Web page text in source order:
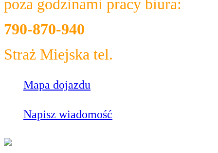
poza godzinami pracy biura:
790-870-940
Straż Miejska tel.
Mapa dojazdu
Napisz wiadomość